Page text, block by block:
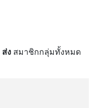
ส่ง สมาชิกกลุ่มทั้งหมด